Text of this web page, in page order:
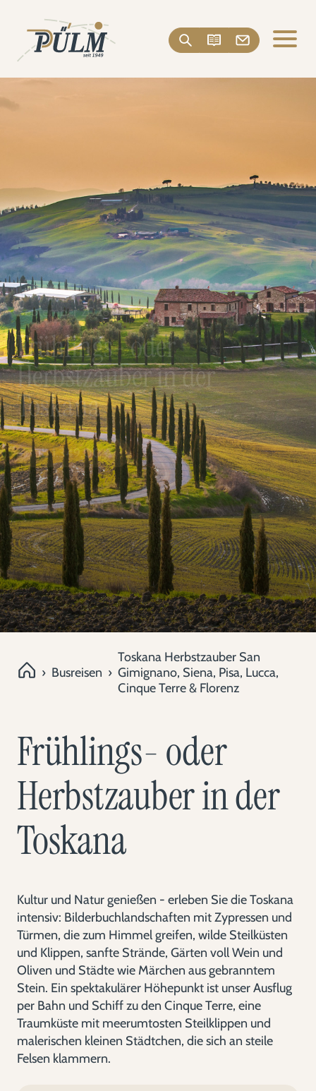
September 2026
Frühlings- oder
Herbstzauber in der
Toskana
ab1.349,00€
› Busreisen ›
Toskana Herbstzauber San
Gimignano, Siena, Pisa, Lucca,
Cinque Terre & Florenz
Frühlings- oder
Herbstzauber in der
Toskana
Kultur und Natur genießen - erleben Sie die Toskana
intensiv: Bilderbuchlandschaften mit Zypressen und
Türmen, die zum Himmel greifen, wilde Steilküsten
und Klippen, sanfte Strände, Gärten voll Wein und
Oliven und Städte wie Märchen aus gebranntem
Stein. Ein spektakulärer Höhepunkt ist unser Ausflug
per Bahn und Schiff zu den Cinque Terre, eine
Traumküste mit meerumtosten Steilklippen und
malerischen kleinen Städtchen, die sich an steile
Felsen klammern.